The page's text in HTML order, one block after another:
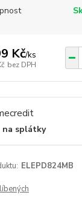
Kč/ks
bez DPH
na splátky
ELEPD824MB